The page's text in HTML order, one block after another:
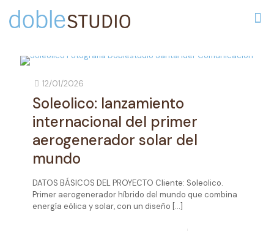
12/01/2026
Soleolico: lanzamiento
internacional del primer
aerogenerador solar del
mundo
DATOS BÁSICOS DEL PROYECTO Cliente: Soleolico.
Primer aerogenerador híbrido del mundo que combina
energía eólica y solar, con un diseño […]